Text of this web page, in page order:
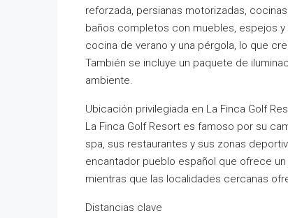
reforzada, persianas motorizadas,
baños completos con muebles, espejos
cocina de verano y una pérgola, lo que
También se incluye un paquete de
ambiente.
Ubicación privilegiada en La Finca Golf
La Finca Golf Resort es famoso por su
spa, sus restaurantes y sus zonas
encantador pueblo español que ofrece
mientras que las localidades cercanas
Distancias clave